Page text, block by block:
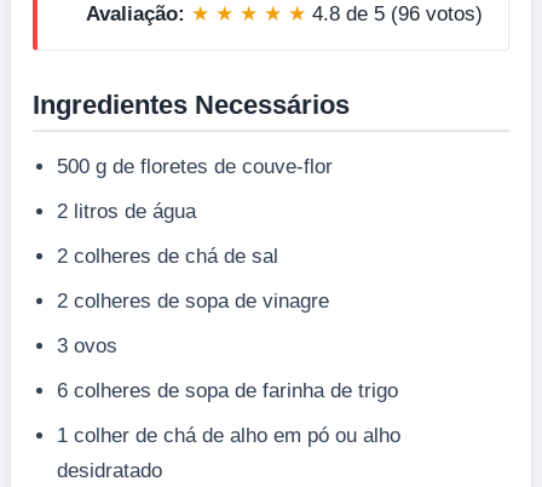
Avaliação: ★ ★ ★ ★ ★ 4.8 de 5 (96 votos)
Ingredientes Necessários
500 g de floretes de couve-flor
2 litros de água
2 colheres de chá de sal
2 colheres de sopa de vinagre
3 ovos
6 colheres de sopa de farinha de trigo
1 colher de chá de alho em pó ou alho
desidratado